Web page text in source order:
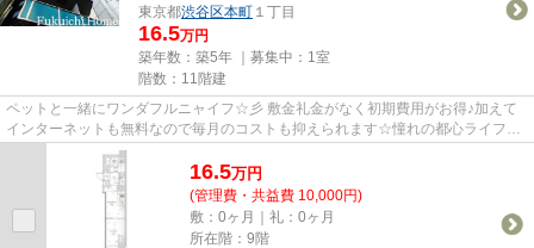
東京都渋谷区本町 １丁目
16.5万円
築年数：築5年 ｜募集中： 1室
階数：11階建
ペットと一緒にワンダフルニャイフ☆彡 敷金礼金がなく初期費用がお得♪加えて
インターネットも無料なので毎月のコストも抑えられます☆憧れの都心ライフは
すぐそこに♪お問い合せはお早め...
16.5万円
(管理費・共益費 10,000円)
敷：0ヶ月｜礼：0ヶ月
所在階：9階